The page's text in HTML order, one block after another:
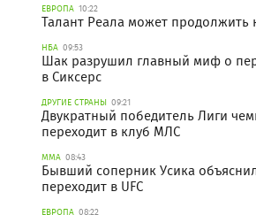
ЕВРОПА 10:22
Талант Реала может продолжить
НБА 09:53
Шак разрушил главный миф о
в Сиксерс
ДРУГИЕ СТРАНЫ 09:21
Двукратный победитель Лиги
переходит в клуб МЛС
ММА 08:43
Бывший соперник Усика
переходит в UFC
ЕВРОПА 08:22